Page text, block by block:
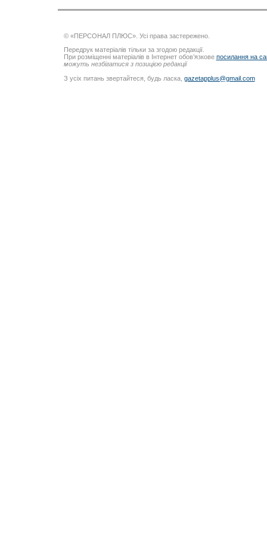
© «ПЕРСОНАЛ ПЛЮС». Усі права застережено.
Передрук матеріалів тільки за згодою редакції.
При розміщенні матеріалів в Інтернет обов’язкове посилання на
можуть незбігатися з позицією редакції
З усіх питань звертайтеся, будь ласка, gazetapplus@gmail.com